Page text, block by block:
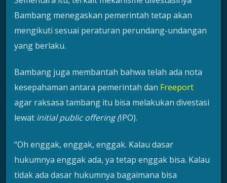
Bambang menegaskan pemerintah tetap akan
mengikuti sesuai peraturan perundang-undangan
yang berlaku.
Bambang juga membantah bahwa telah ada nota
kesepahaman antara pemerintah dan Freeport
agar raksasa tambang itu bisa melakukan divestasi
lewat initial public offering (IPO).
“Oh enggak, enggak, enggak. Kalau dasar
hukumnya enggak ada, ya tetap enggak bisa. Kalau
tidak ada dasar hukumnya bagaimana bisa